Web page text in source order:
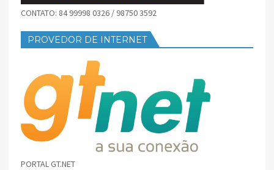
CONTATO: 84 99998 0326 / 98750 3592
PROVEDOR DE INTERNET
PORTAL GT.NET